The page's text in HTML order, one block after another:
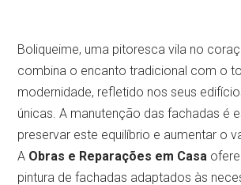
Boliqueime, uma pitoresca vila no
combina o encanto tradicional com o
modernidade, refletido nos seus
únicas. A manutenção das fachadas é
preservar este equilíbrio e aumentar o
A Obras e Reparações em Casa
pintura de fachadas adaptados às